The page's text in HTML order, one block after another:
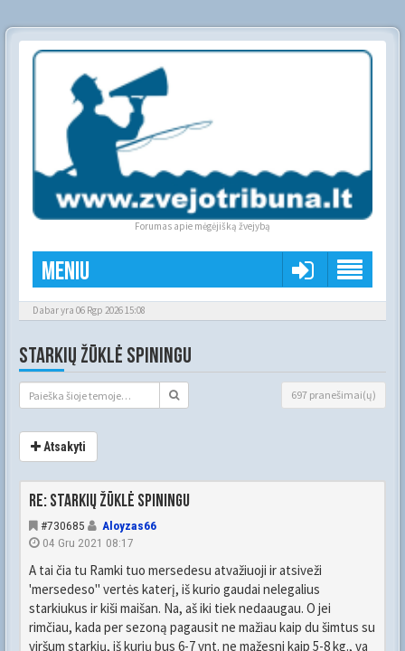
Forumas apie mėgėjišką žvejybą
Meniu
Dabar yra 06 Rgp 2026 15:08
STARKIŲ ŽŪKLĖ SPININGU
697 pranešimai(ų)
Atsakyti
Re: Starkių žūklė spiningu
#730685
Aloyzas66
04 Gru 2021 08:17
A tai čia tu Ramki tuo mersedesu atvažiuoji ir atsiveži
'mersedeso" vertės katerį, iš kurio gaudai nelegalius
starkiukus ir kiši maišan. Na, aš iki tiek nedaaugau. O jei
rimčiau, kada per sezoną pagausit ne mažiau kaip du šimtus su
viršum starkių, iš kurių bus 6-7 vnt. ne mažesni kaip 5-8 kg., va